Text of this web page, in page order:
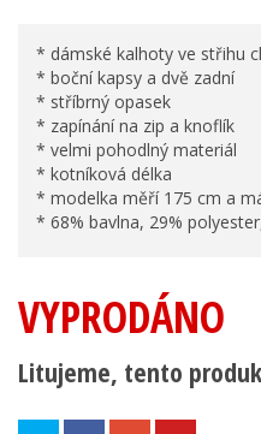
* dámské kalhoty ve střihu
* boční kapsy a dvě zadní
* stříbrný opasek
* zapínání na zip a knoflík
* velmi pohodlný materiál
* kotníková délka
* modelka měří 175 cm a
* 68% bavlna, 29%
VYPRODÁNO
Litujeme, tento